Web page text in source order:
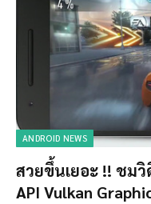
ANDROID NEWS
สวยขึ้นเยอะ !! ชมวิ
API Vulkan